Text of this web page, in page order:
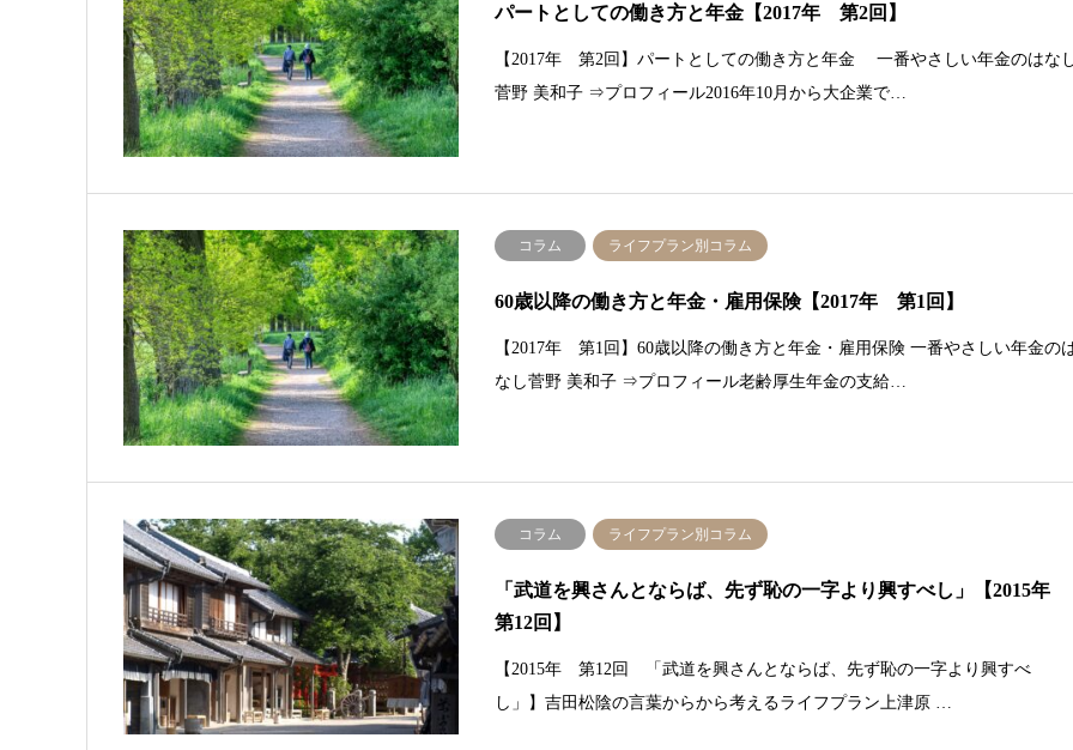
パートとしての働き方と年金【2017年 第2回】
【2017年 第2回】パートとしての働き方と年金 一番やさしい年金のはな
菅野 美和子 ⇒プロフィール2016年10月から大企業で…
コラム ライフプラン別コラム
60歳以降の働き方と年金・雇用保険【2017年 第1回】
【2017年 第1回】60歳以降の働き方と年金・雇用保険 一番やさしい年金の
なし菅野 美和子 ⇒プロフィール老齢厚生年金の支給…
コラム ライフプラン別コラム
「武道を興さんとならば、先ず恥の一字より興すべし」【2015年
第12回】
【2015年 第12回 「武道を興さんとならば、先ず恥の一字より興すべ
し」】吉田松陰の言葉からから考えるライフプラン上津原 …